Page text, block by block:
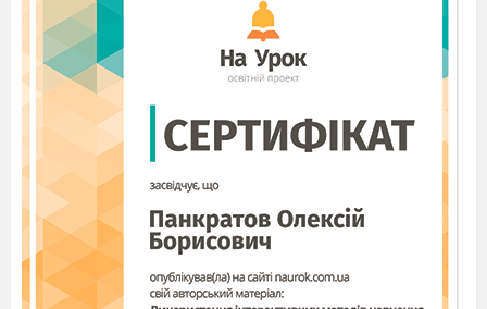
• Вітер хай не шаленіє,
Хай хурделиця не віє.
Не злякались їх погроз!
З нами разом — ... (Дід Мороз
Ну щож, ви молодці, тепер я пропоную Вам
покликати нашого діда Мороза. Адже ж він
вже старенький, десь подарунки дітям роздає, і
нас може не почути, тому кликаємо його дуже
голосно – Дід Мороз(3р)
(Входить Дід Мороз під музику)